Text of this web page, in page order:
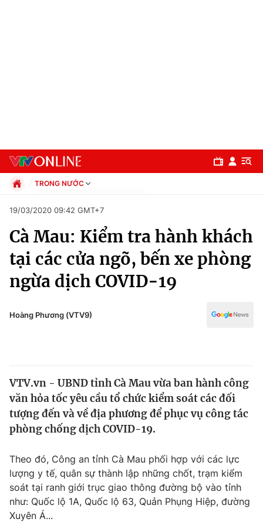
Chuyên mục
Chính trị
Thế giới
Tin tức
Câu chuyện quốc tế
Kinh tế
Tài chính
Thị trường
Góc doanh nghiệp
Dữ liệu và đời sống
Truyền hình
TRONG NƯỚC
Xã hội
Pháp luật
Thể thao
Truyền hình
Văn hóa - Giải trí
Đời sống
19/03/2020 09:42 GMT+7
Cà Mau: Kiểm tra hành khách
tại các cửa ngõ, bến xe phòng
ngừa dịch COVID-19
Hoàng Phương (VTV9)
VTV.vn - UBND tỉnh Cà Mau vừa ban hành công
văn hỏa tốc yêu cầu tổ chức kiểm soát các đối
tượng đến và về địa phương để phục vụ công tác
phòng chống dịch COVID-19.
Theo đó, Công an tỉnh Cà Mau phối hợp với các lực
lượng y tế, quân sự thành lập những chốt, trạm kiểm
soát tại ranh giới trục giao thông đường bộ vào tỉnh
như: Quốc lộ 1A, Quốc lộ 63, Quản Phụng Hiệp, đường
Xuyên Á...